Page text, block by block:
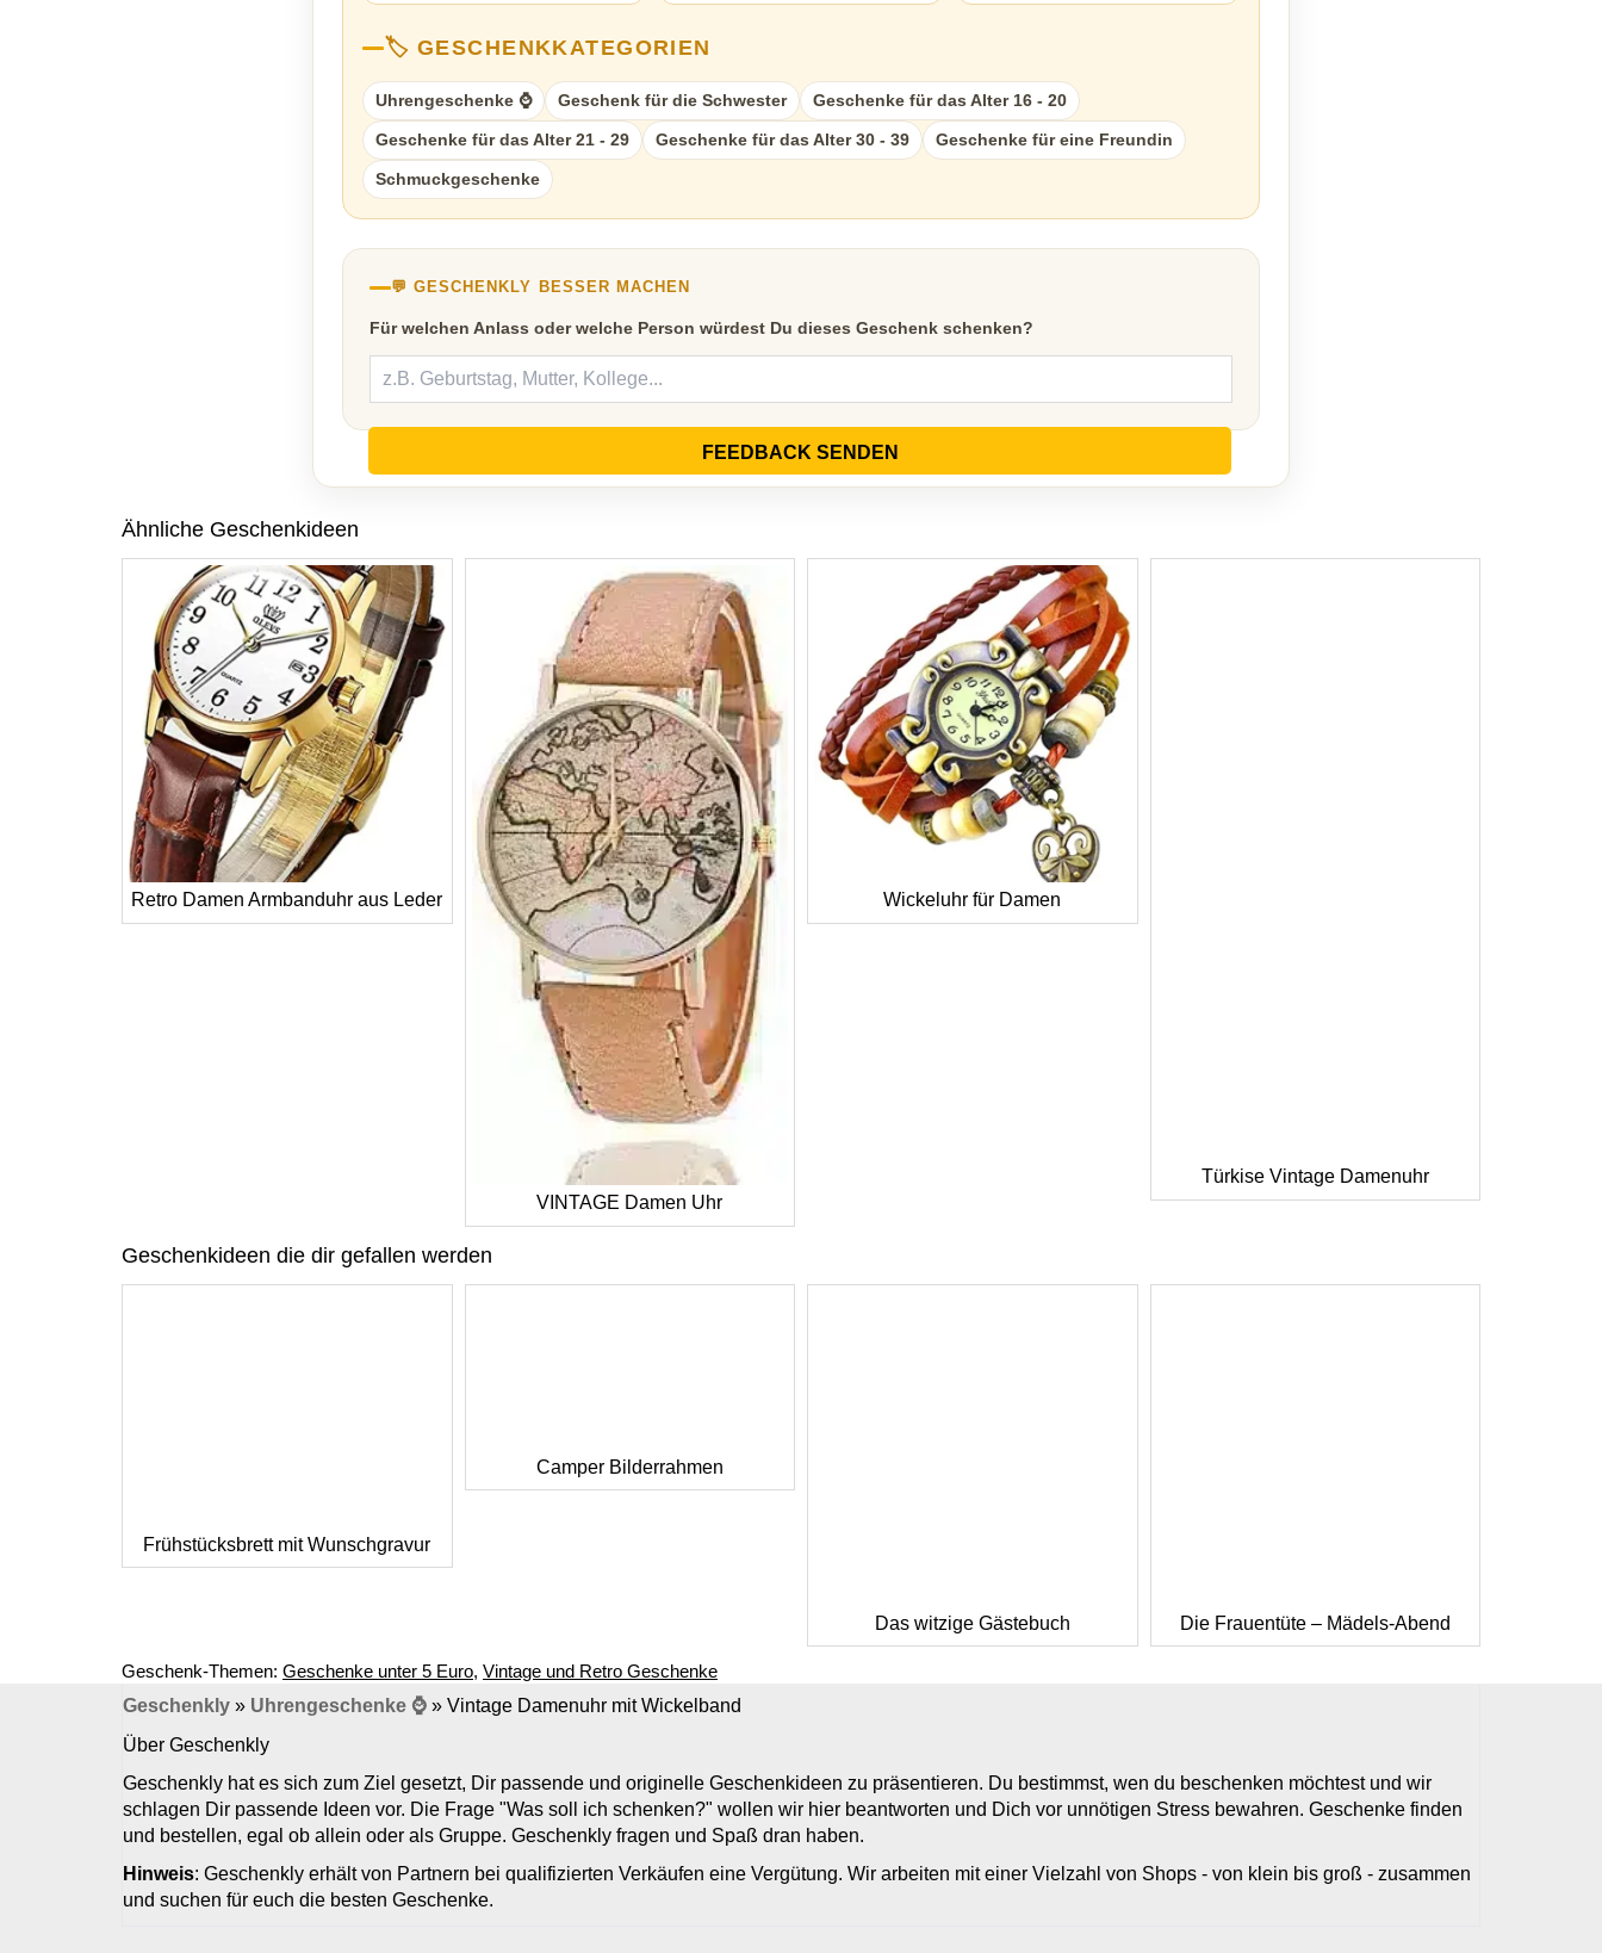
🏷️ GESCHENKKATEGORIEN
Uhrengeschenke ⌚ Geschenk für die Schwester Geschenke für das Alter 16 - 20
Geschenke für das Alter 21 - 29 Geschenke für das Alter 30 - 39 Geschenke für eine Freundin
Schmuckgeschenke
💬 GESCHENKLY BESSER MACHEN
Für welchen Anlass oder welche Person würdest Du dieses Geschenk schenken?
FEEDBACK SENDEN
Ähnliche Geschenkideen
Retro Damen Armbanduhr aus Leder
VINTAGE Damen Uhr
Wickeluhr für Damen
Türkise Vintage Damenuhr
Geschenkideen die dir gefallen werden
Frühstücksbrett mit Wunschgravur
Camper Bilderrahmen
Das witzige Gästebuch Die Frauentüte – Mädels-Abend
Geschenk-Themen: Geschenke unter 5 Euro, Vintage und Retro Geschenke
Geschenkly » Uhrengeschenke ⌚ » Vintage Damenuhr mit Wickelband
Über Geschenkly
Geschenkly hat es sich zum Ziel gesetzt, Dir passende und originelle Geschenkideen zu präsentieren. Du bestimmst, wen du beschenken möchtest und wir
schlagen Dir passende Ideen vor. Die Frage "Was soll ich schenken?" wollen wir hier beantworten und Dich vor unnötigen Stress bewahren. Geschenke finden
und bestellen, egal ob allein oder als Gruppe. Geschenkly fragen und Spaß dran haben.
Hinweis: Geschenkly erhält von Partnern bei qualifizierten Verkäufen eine Vergütung. Wir arbeiten mit einer Vielzahl von Shops - von klein bis groß - zusammen
und suchen für euch die besten Geschenke.